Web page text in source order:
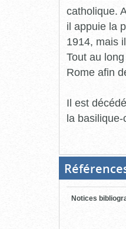
catholique.
il appuie la
1914, mais
Tout au
Rome afin
Il est
la
Notices